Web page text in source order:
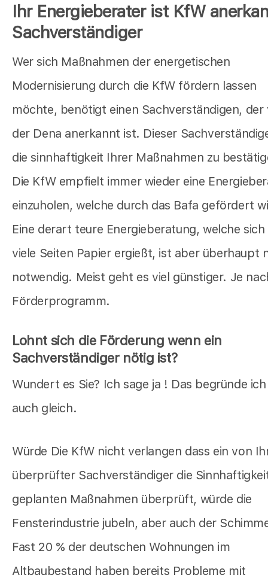
Ihr Energieberater ist KfW
Sachverständiger
Wer sich Maßnahmen der energetischen
Modernisierung durch die KfW fördern lassen
möchte, benötigt einen Sachverständigen, der
der Dena anerkannt ist. Dieser
die sinnhaftigkeit Ihrer Maßnahmen zu
Die KfW empfielt immer wieder eine
einzuholen, welche durch das Bafa gefördert
Eine derart teure Energieberatung, welche
viele Seiten Papier ergießt, ist aber überhaupt
notwendig. Meist geht es viel günstiger. Je
Förderprogramm.
Lohnt sich die Förderung wenn ein
Sachverständiger nötig ist?
Wundert es Sie? Ich sage ja ! Das begründe
auch gleich.
Würde Die KfW nicht verlangen dass ein von
überprüfter Sachverständiger die
geplanten Maßnahmen überprüft, würde die
Fensterindustrie jubeln, aber auch der
Fast 20 % der deutschen Wohnungen im
Altbaubestand haben bereits Probleme mit